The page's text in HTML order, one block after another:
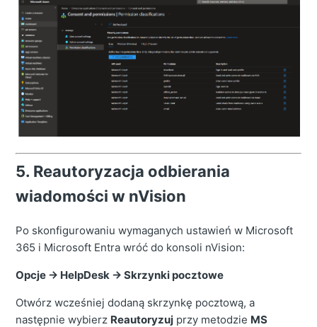
5. Reautoryzacja odbierania
wiadomości w nVision
Po skonfigurowaniu wymaganych ustawień w Microsoft
365 i Microsoft Entra wróć do konsoli nVision:
Opcje → HelpDesk → Skrzynki pocztowe
Otwórz wcześniej dodaną skrzynkę pocztową, a
następnie wybierz Reautoryzuj przy metodzie MS